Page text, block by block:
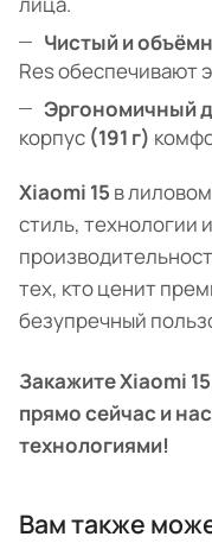
Чистый и
Res обеспечивают
Эргономичный
корпус (191 г)
Xiaomi 15 в
стиль, технологии
тех, кто ценит
безупречный
Закажите Xiaomi
прямо сейчас и
технологиями!
Вам также